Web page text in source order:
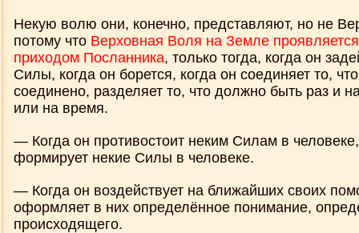
Некую волю они, конечно, представляют, но не
потому что Верховная Воля на Земле
приходом Посланника, только тогда, когда он
Силы, когда он борется, когда он соединяет то,
соединено, разделяет то, что должно быть раз и
или на время.
— Когда он противостоит неким Силам в
формирует некие Силы в человеке.
— Когда он воздействует на ближайших своих
оформляет в них определённое понимание,
происходящего.